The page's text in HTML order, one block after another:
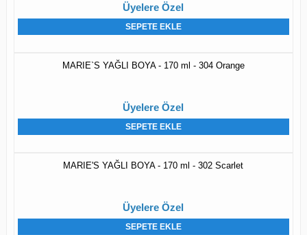
Üyelere Özel
SEPETE EKLE
MARIE`S YAĞLI BOYA - 170 ml - 304 Orange
Üyelere Özel
SEPETE EKLE
MARIE'S YAĞLI BOYA - 170 ml - 302 Scarlet
Üyelere Özel
SEPETE EKLE